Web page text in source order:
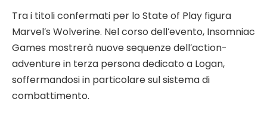
Tra i titoli confermati per lo State of Play figura
Marvel’s Wolverine. Nel corso dell’evento, Insomniac
Games mostrerà nuove sequenze dell’action-
adventure in terza persona dedicato a Logan,
soffermandosi in particolare sul sistema di
combattimento.